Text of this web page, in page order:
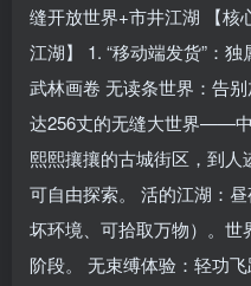
缝开放世界+市井江湖 【核
江湖】 1. “移动端发货”：
武林画卷 无读条世界：告
达256丈的无缝大世界——
熙熙攘攘的古城街区，到
可自由探索。 活的江湖：
坏环境、可拾取万物）。
阶段。 无束缚体验：轻功